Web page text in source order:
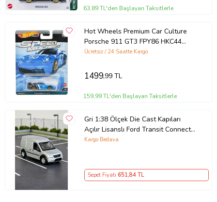
63,89 TL'den Başlayan Taksitlerle
Hot Wheels Premium Car Culture
Porsche 911 GT3 FPY86 HKC44
(Mavi)
Ücretsiz / 24 Saatte Kargo
1499,99 TL
159,99 TL'den Başlayan Taksitlerle
Gri 1:38 Ölçek Die Cast Kapıları
Açılır Lisanslı Ford Transit Connect
Oyuncak Metal Model Araba
Kargo Bedava
Sepet Fiyatı 651,84 TL